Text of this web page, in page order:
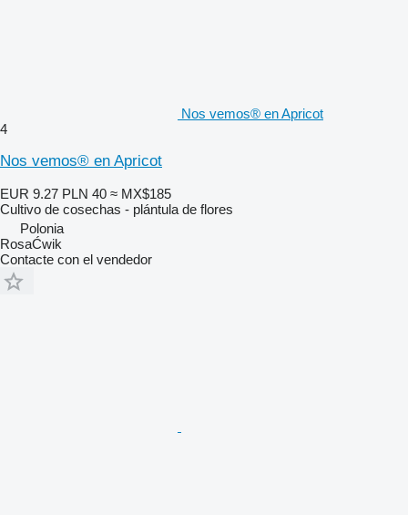
Nos vemos® en Apricot
4
Nos vemos® en Apricot
EUR 9.27 PLN 40 ≈ MX$185
Cultivo de cosechas - plántula de flores
Polonia
RosaĆwik
Contacte con el vendedor